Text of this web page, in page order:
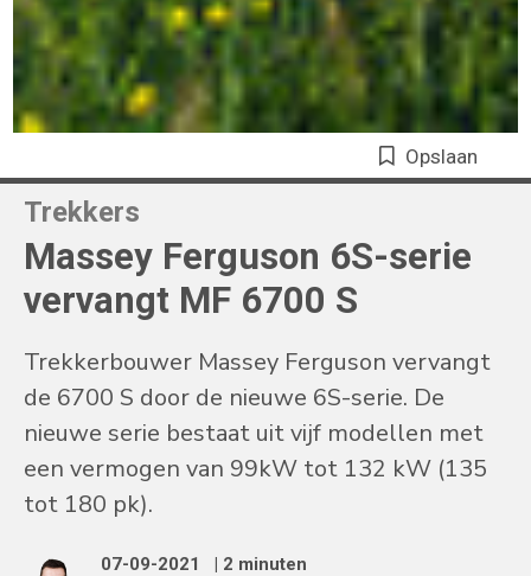
Opslaan
Trekkers
Massey Ferguson 6S-serie
vervangt MF 6700 S
Trekkerbouwer Massey Ferguson vervangt
de 6700 S door de nieuwe 6S-serie. De
nieuwe serie bestaat uit vijf modellen met
een vermogen van 99kW tot 132 kW (135
tot 180 pk).
07-09-2021
| 2 minuten